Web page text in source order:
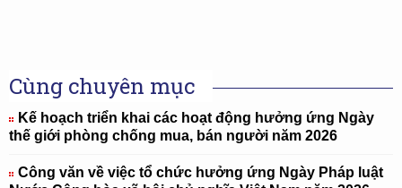
Cùng chuyên mục
Kế hoạch triển khai các hoạt động hưởng ứng Ngày
thế giới phòng chống mua, bán người năm 2026
Công văn về việc tổ chức hưởng ứng Ngày Pháp luật